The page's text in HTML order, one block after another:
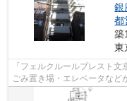
銀
都
築
東
「フェルクルールプレスト
ごみ置き場・エレベータなど
いただける駅は2駅あり、行